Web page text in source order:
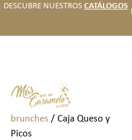
DESCUBRE NUESTROS CATÁLOGOS
Inicio/
Welcome packs y
brunchs/Welcome packs y
brunches / Caja Queso y
Picos